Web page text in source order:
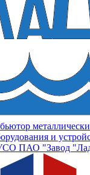
и
ПАО "Завод